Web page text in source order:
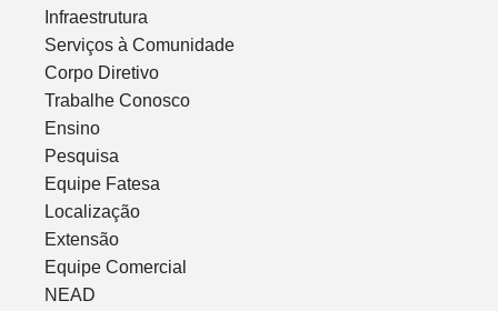
Infraestrutura
Serviços à Comunidade
Corpo Diretivo
Trabalhe Conosco
Ensino
Pesquisa
Equipe Fatesa
Localização
Extensão
Equipe Comercial
NEAD